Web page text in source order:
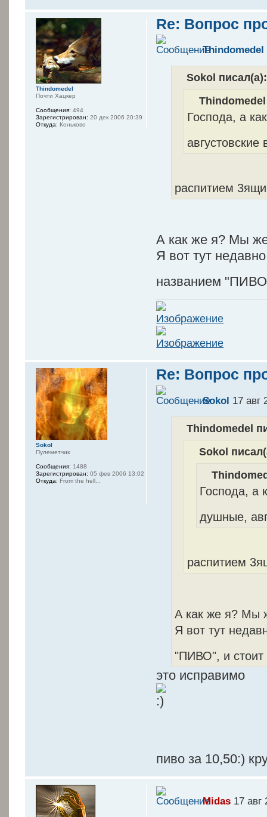
Re: Вопрос
Thindomedel
Sokol писал(а):
Господа, а
августовские
распитием
А как же я? Мы же
Я вот тут
названием
Thindomedel
Почти Хацкер
Сообщения: 494
Зарегистрирован: 20 дек 2006 20:39
Откуда: Коньково
Re: Вопрос
Sokol 17 авг
Thindomedel
Sokol
Господа, а
душные,
распитием
А как же я? Мы
Я вот тут
"ПИВО", и
это исправимо
пиво за 10,50:)
Sokol
Пулеметчик
Сообщения: 1488
Зарегистрирован: 05 фев 2006 13:02
Откуда: From the hell...
Midas 17 авг